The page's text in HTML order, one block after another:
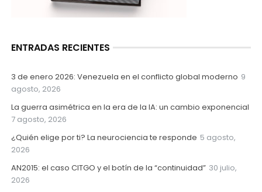
ENTRADAS RECIENTES
3 de enero 2026: Venezuela en el conflicto global moderno 9
agosto, 2026
La guerra asimétrica en la era de la IA: un cambio exponencial
7 agosto, 2026
¿Quién elige por ti? La neurociencia te responde 5 agosto,
2026
AN2015: el caso CITGO y el botín de la “continuidad” 30 julio,
2026